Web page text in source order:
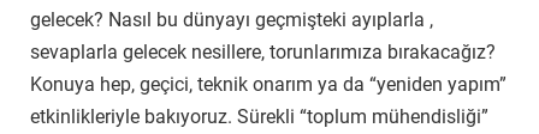
gelecek? Nasıl bu dünyayı geçmişteki ayıplarla ,
sevaplarla gelecek nesillere, torunlarımıza bırakacağız?
Konuya hep, geçici, teknik onarım ya da “yeniden yapım”
etkinlikleriyle bakıyoruz. Sürekli “toplum mühendisliği”